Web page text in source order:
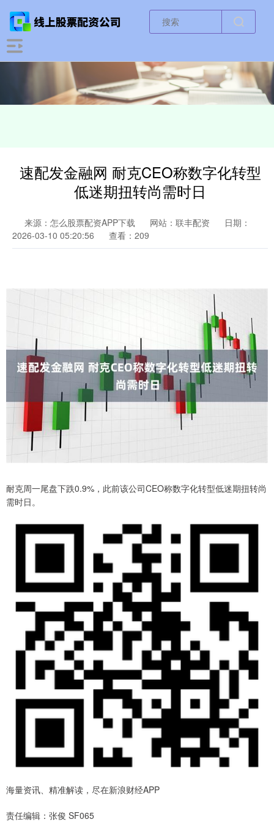
速配发金融网 耐克CEO称数字化转型
低迷期扭转尚需时日
来源：怎么股票配资APP下载 网站：联丰配资
日期：
2026-03-10 05:20:56
查看：209
耐克周一尾盘下跌0.9%，此前该公司CEO称数字化转型低迷期扭转尚
需时日。
海量资讯、精准解读，尽在新浪财经APP
责任编辑：张俊 SF065